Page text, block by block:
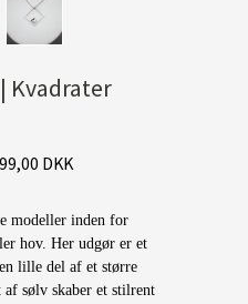
Kvadrater
DKK
modeller inden for
hov. Her udgør er et
lille del af et større
sølv skaber et stilrent